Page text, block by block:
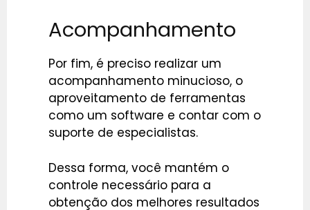
Acompanhamento
Por fim, é preciso realizar um
acompanhamento minucioso, o
aproveitamento de ferramentas
como um software e contar com o
suporte de especialistas.
Dessa forma, você mantém o
controle necessário para a
obtenção dos melhores resultados